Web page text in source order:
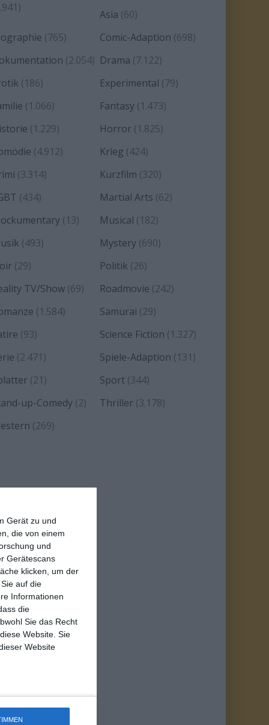
Gerät zu und
die von einem
und
Gerätescans
klicken, um der
auf die
Informationen
die
Sie das Recht
Website. Sie
Website
Asia (60)
(765) Comic-Adaption (698)
(2.054) Drama (7.122)
(186) Experimental (79)
(1.066) Fantasy(1.473)
(1.229) Horror(1.825)
(4.912) Krieg (424)
(3.314) Kurzfilm (320)
(434) Martial Arts (62)
(13) Musical (182)
(493) Mystery(690)
(29) Politik (26)
TV/Show (69) Roadmovie (242)
(1.584) Samurai (29)
(93) Science Fiction (1.327)
(2.471) Spiele-Adaption (131)
(21) Sport(344)
up-Comedy (2) Thriller(3.178)
(269)